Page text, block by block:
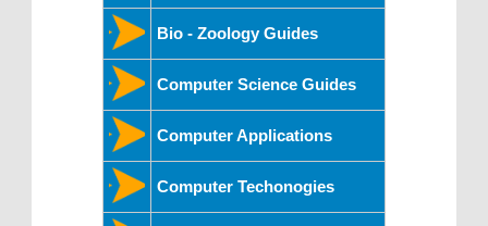
Bio - Zoology Guides
Computer Science Guides
Computer Applications
Computer Techonogies